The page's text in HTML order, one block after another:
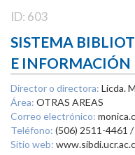
ID: 603
SISTEMA
E INFORMACIÓN
Director o directora: Licda.
Área: OTRAS AREAS
Correo electrónico:
Teléfono: (506) 2511-4461
Sitio web: